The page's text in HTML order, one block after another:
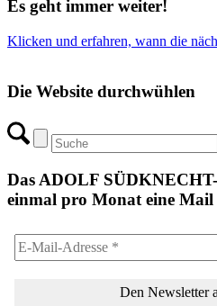
Es geht immer weiter!
Klicken und erfahren, wann die
Die Website durchwühlen
Das ADOLF
einmal pro Monat eine Mail